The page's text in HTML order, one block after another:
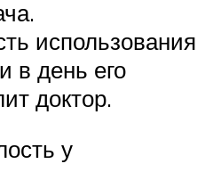
использования
в день его
доктор.
у